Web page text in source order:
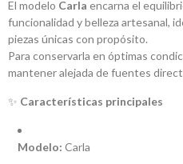
El modelo Carla encarna el
funcionalidad y belleza artesanal,
piezas únicas con propósito.
Para conservarla en óptimas
mantener alejada de fuentes
✨ Características principales
Modelo: Carla